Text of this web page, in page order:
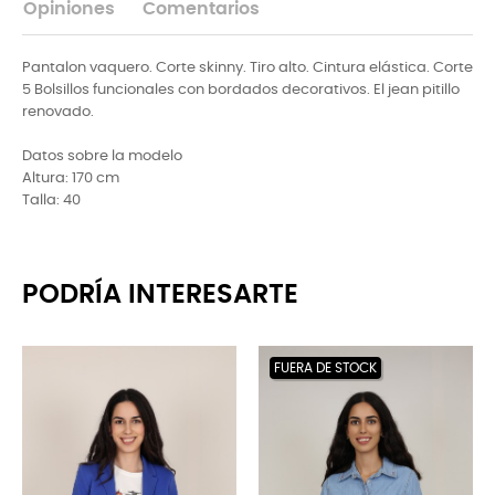
Opiniones Comentarios
Pantalon vaquero. Corte skinny. Tiro alto. Cintura elástica. Corte
5 Bolsillos funcionales con bordados decorativos. El jean pitillo
renovado.
Datos sobre la modelo
Altura: 170 cm
Talla: 40
PODRÍA INTERESARTE
FUERA DE STOCK